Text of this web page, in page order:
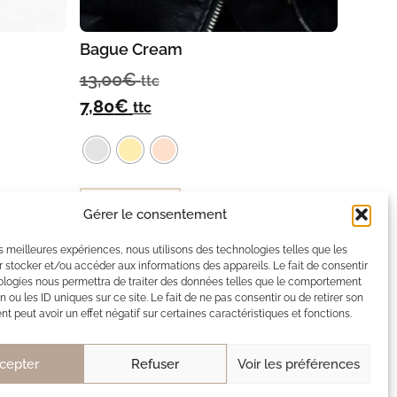
Gérer le consentement
meilleures expériences, nous utilisons des technologies telles que les
stocker et/ou accéder aux informations des appareils. Le fait de consentir
nous permettra de traiter des données telles que le comportement
ou les ID uniques sur ce site. Le fait de ne pas consentir ou de retirer son
peut avoir un effet négatif sur certaines caractéristiques et fonctions.
Refuser Voir les préférences
Bague Cream
13,00€ ttc
7,80€ ttc